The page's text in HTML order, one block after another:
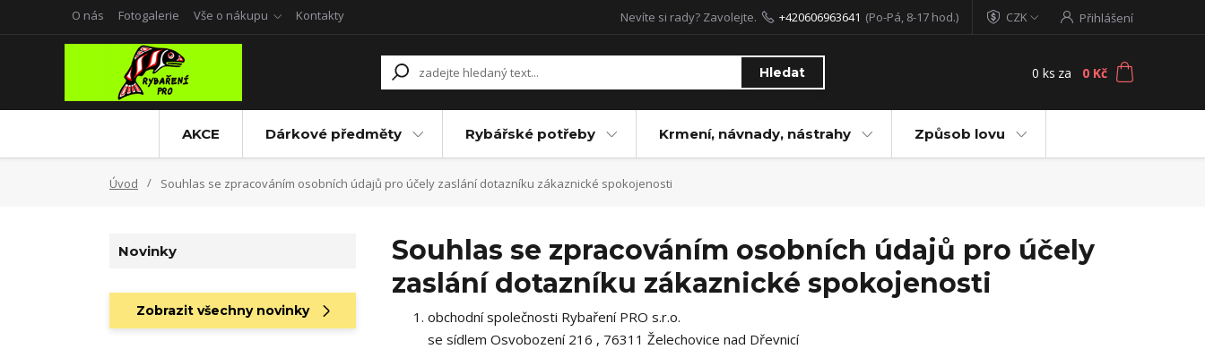
O nás Fotogalerie Vše o nákupu Kontakty CZK Přihlášení
Hledat
Nevíte si rady? Zavolejte. +420606963641 (Po-Pá, 8-17 hod.)
0 ks za 0 Kč
AKCE Dárkové předměty Rybářské potřeby Krmení, návnady, nástrahy Způsob lovu
Úvod Souhlas se zpracováním osobních údajů pro účely zaslání dotazníku zákaznické spokojenosti
Novinky
Zobrazit všechny novinky
Souhlas se zpracováním osobních údajů pro účely
zaslání dotazníku zákaznické spokojenosti
obchodní společnosti Rybaření PRO s.r.o.
se sídlem Osvobození 216 , 76311 Želechovice nad Dřevnicí